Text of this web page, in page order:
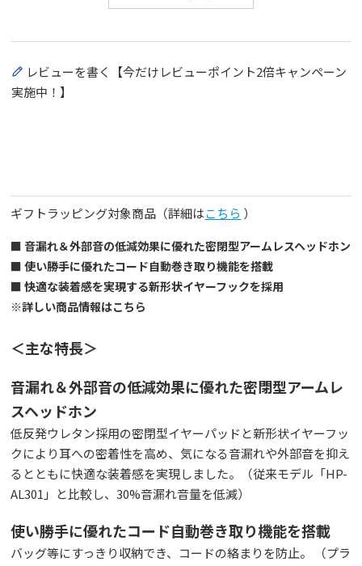
レビューを書く【今だけレビューポイント2倍キャンペーン
実施中！】
ギフトラッピング対象商品（詳細はこちら ）
■ 音漏れ＆外部音の低減効果に優れた密閉型アームレスヘッドホン
■ 使い勝手に優れたコード自動巻き取り機能を搭載
■ 快適な装着感を実現する新形状イヤーフックを採用
※詳しい商品情報はこちら
＜主な特長＞
音漏れ＆外部音の低減効果に優れた密閉型アームレ
スヘッドホン
低反発ウレタン採用の密閉型イヤーパッドと新形状イヤーフッ
クにより耳への密着性を高め、気になる音漏れや外部音を抑え
るとともに快適な装着感を実現しました。（従来モデル「HP-
AL301」と比較し、30%音漏れ音量を低減）
使い勝手に優れたコード自動巻き取り機能を搭載
バッグ等にすっきり収納でき、コードの絡まりを防止。 （プラ